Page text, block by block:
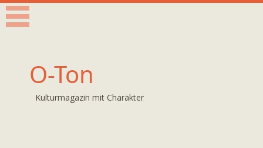
O-Ton
Kulturmagazin mit Charakter